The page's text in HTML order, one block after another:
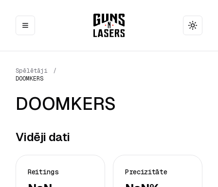
Toggle
Spēlētāji
/
DOOMKERS
DOOMKERS
Vidēji dati
Reitings Precizitāte